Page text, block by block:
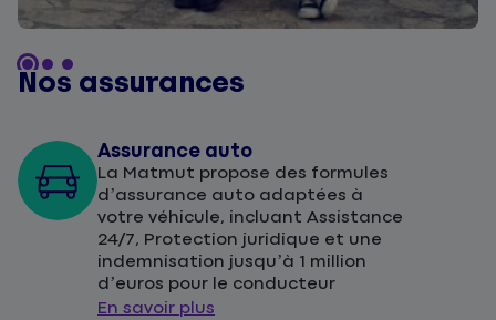
Nos assurances
Assurance auto
La Matmut propose des formules
d’assurance auto adaptées à
votre véhicule, incluant Assistance
24/7, Protection juridique et une
indemnisation jusqu’à 1 million
d’euros pour le conducteur
En savoir plus